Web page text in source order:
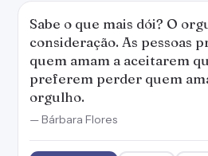
Sabe o que mais dói? O
consideração. As pessoas
quem amam a aceitarem
preferem perder quem
orgulho.
— Bárbara Flores